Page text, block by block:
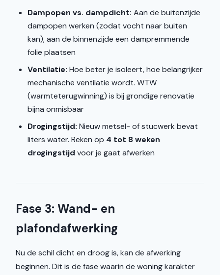
Dampopen vs. dampdicht: Aan de buitenzijde
dampopen werken (zodat vocht naar buiten
kan), aan de binnenzijde een dampremmende
folie plaatsen
Ventilatie: Hoe beter je isoleert, hoe belangrijker
mechanische ventilatie wordt. WTW
(warmteterugwinning) is bij grondige renovatie
bijna onmisbaar
Drogingstijd: Nieuw metsel- of stucwerk bevat
liters water. Reken op 4 tot 8 weken
drogingstijd voor je gaat afwerken
Fase 3: Wand- en
plafondafwerking
Nu de schil dicht en droog is, kan de afwerking
beginnen. Dit is de fase waarin de woning karakter